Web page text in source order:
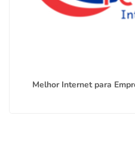
Melhor Internet para